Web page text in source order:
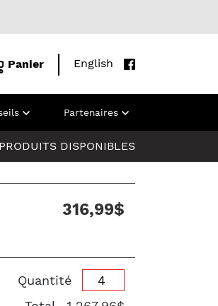
Panier English
Partenaires
DISPONIBLES
316,99$
Quantité